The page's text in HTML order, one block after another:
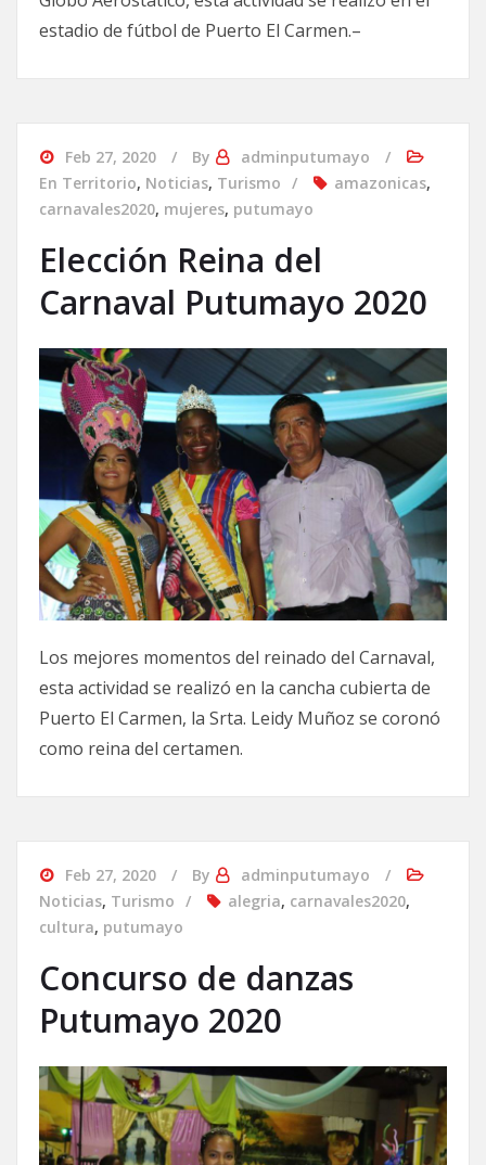
estadio de fútbol de Puerto El Carmen.–
Feb 27, 2020 By
adminputumayo
En Territorio, Noticias, Turismo amazonicas,
carnavales2020, mujeres, putumayo
Elección Reina del
Carnaval Putumayo 2020
Los mejores momentos del reinado del Carnaval,
esta actividad se realizó en la cancha cubierta de
Puerto El Carmen, la Srta. Leidy Muñoz se coronó
como reina del certamen.
Feb 27, 2020 By
adminputumayo
Noticias, Turismo alegria, carnavales2020,
cultura, putumayo
Concurso de danzas
Putumayo 2020